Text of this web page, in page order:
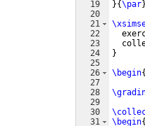
19
20
21
22
23
24
25
26
27
28
29
30
31
}{\par}
}
\begin{
\begin{